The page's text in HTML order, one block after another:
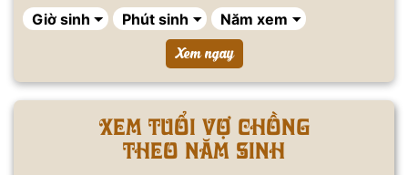
Xem tuổi vợ chồng
theo năm sinh